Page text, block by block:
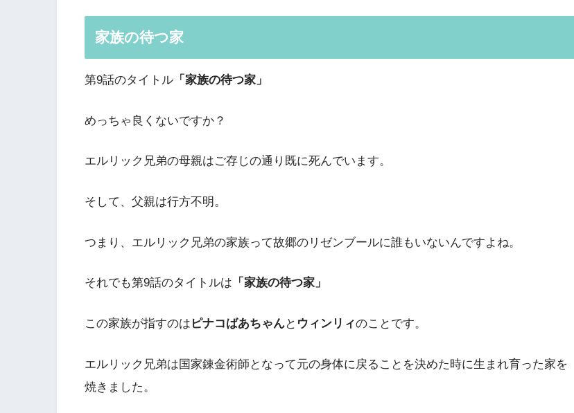
家族の待つ家
第9話のタイトル 「家族の待つ家」
めっちゃ良くないですか？
エルリック兄弟の母親はご存じの通り既に死んでいます。
そして、父親は行方不明。
つまり、エルリック兄弟の家族って故郷のリゼンブールに誰もいないんですよね。
それでも第9話のタイトルは 「家族の待つ家」
この家族が指すのは ピナコばあちゃんと ウィンリィのことです。
エルリック兄弟は国家錬金術師となって元の身体に戻ることを決めた時に生まれ育った家を
焼きました。